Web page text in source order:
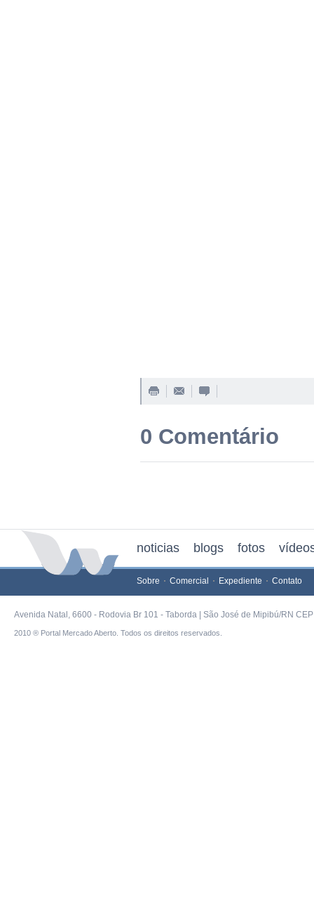
0 Comentário
noticias blogs fotos
Sobre Comercial Expediente Contato
Avenida Natal, 6600 - Rodovia Br 101 - Taborda | São José de Mipibú/RN
2010 ® Portal Mercado Aberto. Todos os direitos reservados.